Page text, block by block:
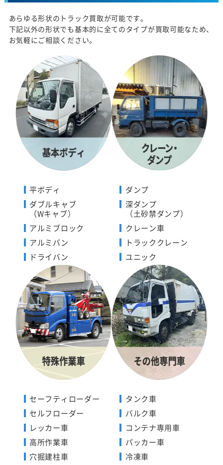
あらゆる形状のトラック買取が可能です。
下記以外の形状でも基本的に全てのタイプが買取可能なため、
お気軽にご相談ください。
平ボディ
ダブルキャブ
（Wキャブ）
アルミブロック
アルミバン
ドライバン
ダンプ
深ダンプ
（土砂禁ダンプ）
クレーン車
トラッククレーン
ユニック
セーフティローダー
セルフローダー
レッカー車
高所作業車
穴掘建柱車
タンク車
バルク車
コンテナ専用車
パッカー車
冷凍車